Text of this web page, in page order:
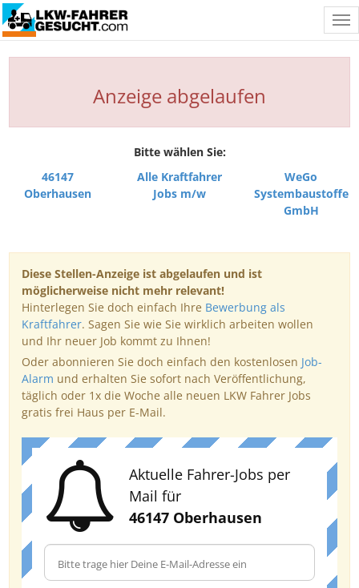
Anzeige abgelaufen
Bitte wählen Sie:
46147
Oberhausen
Alle Kraftfahrer
Jobs m/w
WeGo
Systembaustoffe
GmbH
Diese Stellen-Anzeige ist abgelaufen und ist
möglicherweise nicht mehr relevant!
Hinterlegen Sie doch einfach Ihre Bewerbung als
Kraftfahrer. Sagen Sie wie Sie wirklich arbeiten wollen
und Ihr neuer Job kommt zu Ihnen!
Oder abonnieren Sie doch einfach den kostenlosen Job-
Alarm und erhalten Sie sofort nach Veröffentlichung,
täglich oder 1x die Woche alle neuen LKW Fahrer Jobs
gratis frei Haus per E-Mail.
Aktuelle Fahrer-Jobs per
Mail für
46147 Oberhausen